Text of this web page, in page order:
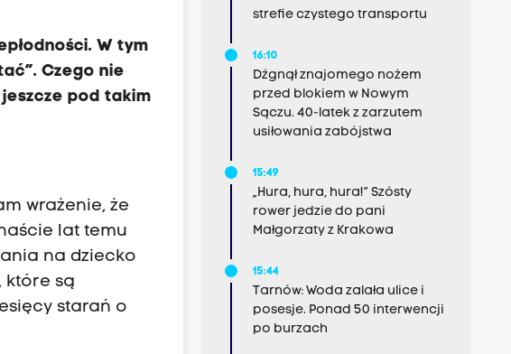
W tym
Czego nie
pod takim
wrażenie, że
lat temu
na dziecko
które są
starań o
strefie czystego transportu
16:10
Dźgnął znajomego nożem
przed blokiem w Nowym
Sączu. 40-latek z zarzutem
usiłowania zabójstwa
15:49
„Hura, hura, hura!” Szósty
rower jedzie do pani
Małgorzaty z Krakowa
15:44
Tarnów: Woda zalała ulice i
posesje. Ponad 50 interwencji
po burzach